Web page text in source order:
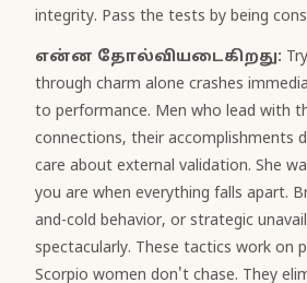
integrity. Pass the tests by being
என்ன தோல்வியடைகிறது:
through charm alone crashes
to performance. Men who lead with
connections, their accomplishments
care about external validation. She
you are when everything falls apart.
and-cold behavior, or strategic
spectacularly. These tactics work on
Scorpio women don't chase. They